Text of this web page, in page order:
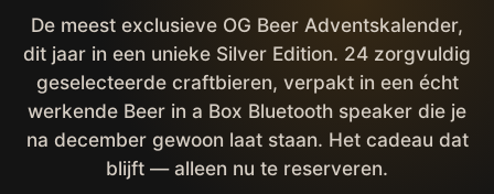
De meest exclusieve OG Beer Adventskalender,
dit jaar in een unieke Silver Edition. 24 zorgvuldig
geselecteerde craftbieren, verpakt in een écht
werkende Beer in a Box Bluetooth speaker die je
na december gewoon laat staan. Het cadeau dat
blijft — alleen nu te reserveren.